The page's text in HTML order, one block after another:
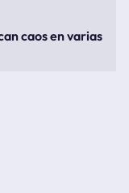
caos en varias